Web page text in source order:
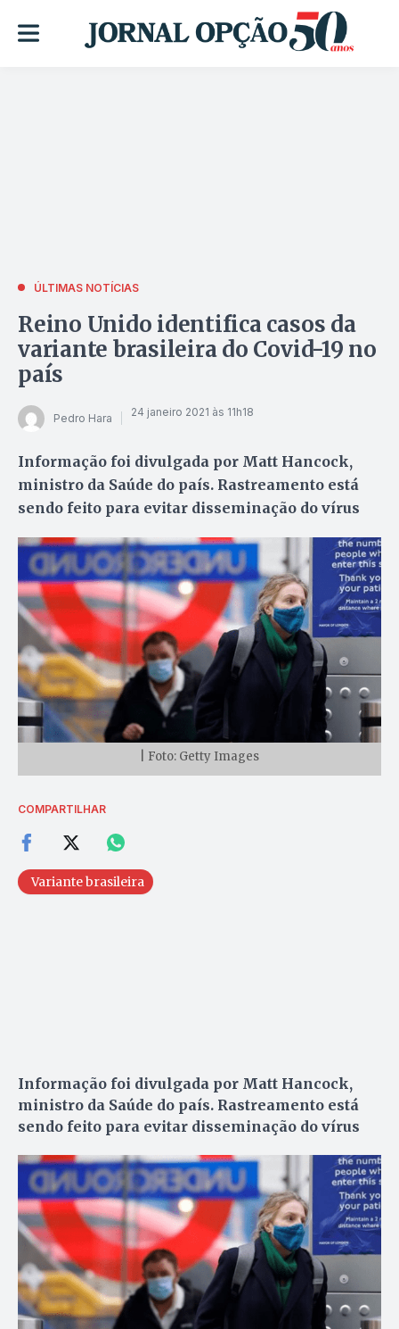
ÚLTIMAS NOTÍCIAS
Reino Unido identifica casos da
variante brasileira do Covid-19 no
país
Pedro Hara 24 janeiro 2021 às 11h18
Informação foi divulgada por Matt Hancock,
ministro da Saúde do país. Rastreamento está
sendo feito para evitar disseminação do vírus
| Foto: Getty Images
COMPARTILHAR
Variante brasileira
Informação foi divulgada por Matt Hancock,
ministro da Saúde do país. Rastreamento está
sendo feito para evitar disseminação do vírus